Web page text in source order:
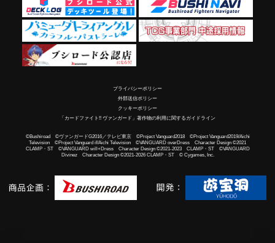
プライバシーポリシー
外部送信ポリシー
クッキーポリシー
「カードファイト!! ヴァンガード」著作物の利用に関するガイドライン
©Bushiroad ©ヴァンガードG2016／テレビ東京 ©Project Vanguard2018 ©Project Vanguard2019/Aichi
Television ©Project Vanguard if/Aichi Television ©VANGUARD overDress Character Design ©2021
CLAMP・ST ©VANGUARD will+Dress Character Design ©2021-2023 CLAMP・ST ©VANGUARD
Divinez Character Design ©2021-2026 CLAMP・ST © Cygames, Inc.